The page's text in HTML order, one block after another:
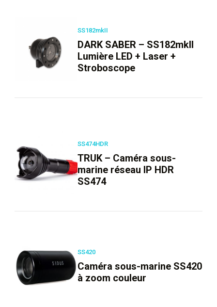
SS182mkII
DARK SABER – SS182mkII
Lumière LED + Laser +
Stroboscope
SS474HDR
TRUK – Caméra sous-
marine réseau IP HDR
SS474
SS420
Caméra sous-marine SS420
à zoom couleur